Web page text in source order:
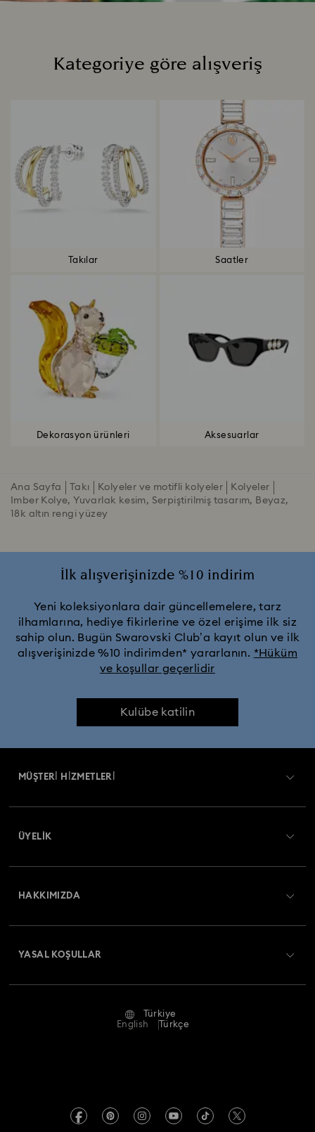
Kategoriye göre alışveriş
Takılar Saatler
Dekorasyon ürünleri Aksesuarlar
Ana Sayfa Takı Kolyeler ve motifli kolyeler
Kolyeler
Imber Kolye, Yuvarlak kesim, Serpiştirilmiş tasarım, Beyaz,
18k altın rengi yüzey
İlk alışverişinizde %10 indirim
Yeni koleksiyonlara dair güncellemelere, tarz
ilhamlarına, hediye fikirlerine ve özel erişime ilk siz
sahip olun. Bugün Swarovski Club’a kayıt olun ve ilk
alışverişinizde %10 indirimden* yararlanın. *Hüküm
ve koşullar geçerlidir
Kulübe katilin
MÜŞTERİ HİZMETLERİ
Bize Ulaşın
Ölçü rehberi
ÜYELIK
HAKKIMIZDA
YASAL KOŞULLAR
Ön bilgilendirme koşulları
Hizmet sağlayıcı
Türkiye
English
Türkçe